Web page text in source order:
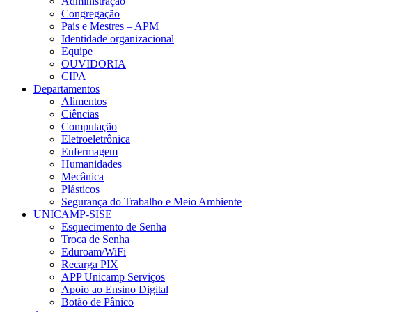
Congregação
Pais e Mestres – APM
Identidade organizacional
Equipe
OUVIDORIA
CIPA
Departamentos
Alimentos
Ciências
Computação
Eletroeletrônica
Enfermagem
Humanidades
Mecânica
Plásticos
Segurança do Trabalho e Meio Ambiente
UNICAMP-SISE
Esquecimento de Senha
Troca de Senha
Eduroam/WiFi
Recarga PIX
APP Unicamp Serviços
Apoio ao Ensino Digital
Botão de Pânico